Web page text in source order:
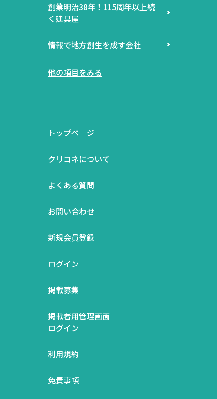
創業明治38年！115周年以上続
く建具屋
情報で地方創生を成す会社
他の項目をみる
トップページ
クリコネについて
よくある質問
お問い合わせ
新規会員登録
ログイン
掲載募集
掲載者用管理画面
ログイン
利用規約
免責事項